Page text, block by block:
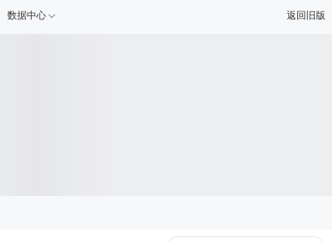
数据中心 返回旧版